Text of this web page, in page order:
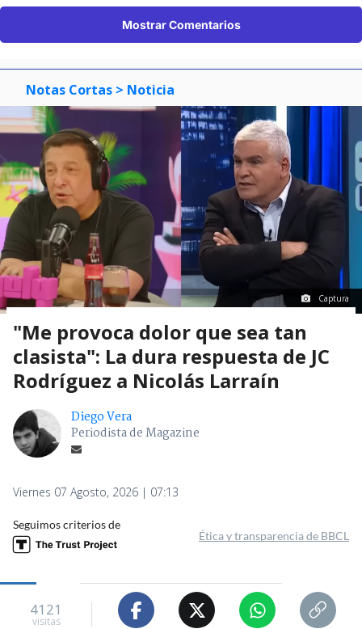
Mostrar Comentarios
Notas Cortas > Noticia
Captura
"Me provoca dolor que sea tan
clasista": La dura respuesta de JC
Rodríguez a Nicolás Larraín
Diego Vera
Periodista de Magazine
Viernes 07 Agosto, 2026 | 07:13
Seguimos criterios de
Ética y transparencia de BBCL
4121
visitas